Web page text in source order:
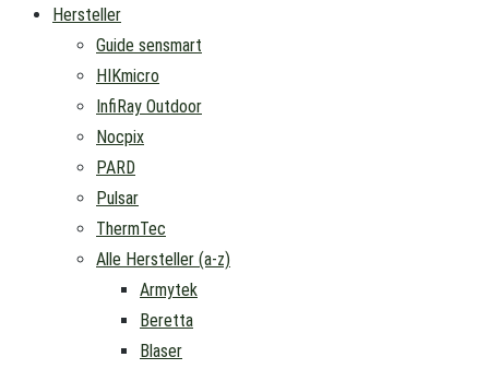
Hersteller
Guide sensmart
HIKmicro
InfiRay Outdoor
Nocpix
PARD
Pulsar
ThermTec
Alle Hersteller (a-z)
Armytek
Beretta
Blaser